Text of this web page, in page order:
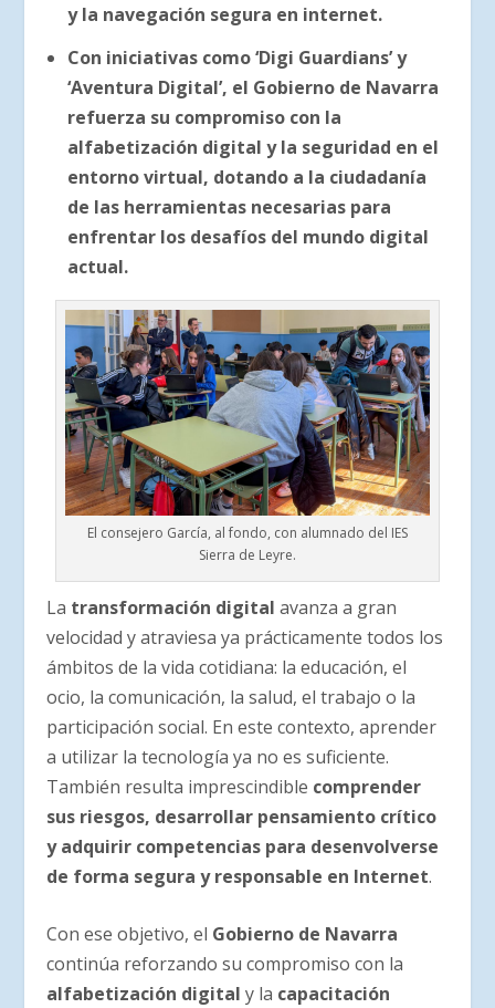
y la navegación segura en internet.
Con iniciativas como ‘Digi Guardians’ y
‘Aventura Digital’, el Gobierno de Navarra
refuerza su compromiso con la
alfabetización digital y la seguridad en el
entorno virtual, dotando a la ciudadanía
de las herramientas necesarias para
enfrentar los desafíos del mundo digital
actual.
El consejero García, al fondo, con alumnado del IES
Sierra de Leyre.
La transformación digital avanza a gran
velocidad y atraviesa ya prácticamente todos los
ámbitos de la vida cotidiana: la educación, el
ocio, la comunicación, la salud, el trabajo o la
participación social. En este contexto, aprender
a utilizar la tecnología ya no es suficiente.
También resulta imprescindible comprender
sus riesgos, desarrollar pensamiento crítico
y adquirir competencias para desenvolverse
de forma segura y responsable en Internet.
Con ese objetivo, el Gobierno de Navarra
continúa reforzando su compromiso con la
alfabetización digital y la capacitación